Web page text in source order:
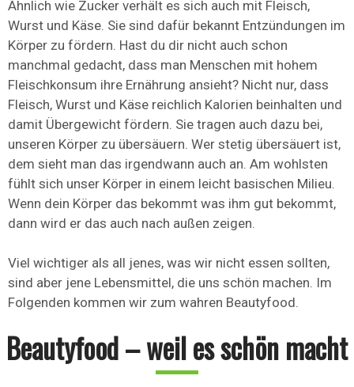
Ähnlich wie Zucker verhält es sich auch mit Fleisch,
Wurst und Käse. Sie sind dafür bekannt Entzündungen im
Körper zu fördern. Hast du dir nicht auch schon
manchmal gedacht, dass man Menschen mit hohem
Fleischkonsum ihre Ernährung ansieht? Nicht nur, dass
Fleisch, Wurst und Käse reichlich Kalorien beinhalten und
damit Übergewicht fördern. Sie tragen auch dazu bei,
unseren Körper zu übersäuern. Wer stetig übersäuert ist,
dem sieht man das irgendwann auch an. Am wohlsten
fühlt sich unser Körper in einem leicht basischen Milieu.
Wenn dein Körper das bekommt was ihm gut bekommt,
dann wird er das auch nach außen zeigen.
Viel wichtiger als all jenes, was wir nicht essen sollten,
sind aber jene Lebensmittel, die uns schön machen. Im
Folgenden kommen wir zum wahren Beautyfood.
Beautyfood – weil es schön macht